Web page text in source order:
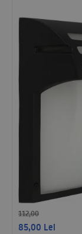
112,00
85,00 Lei